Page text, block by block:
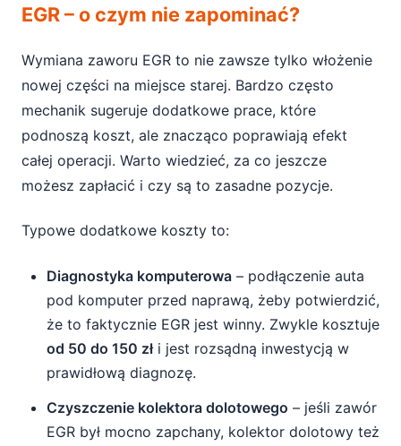
EGR – o czym nie zapominać?
Wymiana zaworu EGR to nie zawsze tylko włożenie
nowej części na miejsce starej. Bardzo często
mechanik sugeruje dodatkowe prace, które
podnoszą koszt, ale znacząco poprawiają efekt
całej operacji. Warto wiedzieć, za co jeszcze
możesz zapłacić i czy są to zasadne pozycje.
Typowe dodatkowe koszty to:
Diagnostyka komputerowa – podłączenie auta
pod komputer przed naprawą, żeby potwierdzić,
że to faktycznie EGR jest winny. Zwykle kosztuje
od 50 do 150 złi jest rozsądną inwestycją w
prawidłową diagnozę.
Czyszczenie kolektora dolotowego – jeśli zawór
EGR był mocno zapchany, kolektor dolotowy też